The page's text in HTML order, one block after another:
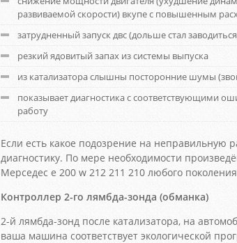
развиваемой скорости) вкупе с повышенным
затрудненный запуск двс (дольше стал
резкий ядовитый запах из системы выпуска
из катализатора слышны посторонние шумы
показывает диагностика с соответствующими
работу
Если есть какое подозрение на неправильную
диагностику. По мере необходимости
Мерседес е 200 w 212 211 210 любого
Контроллер 2-го лямбда-зонда (обманка)
2-й лямбда-зонд после катализатора, на
ваша машина соответствует экологической